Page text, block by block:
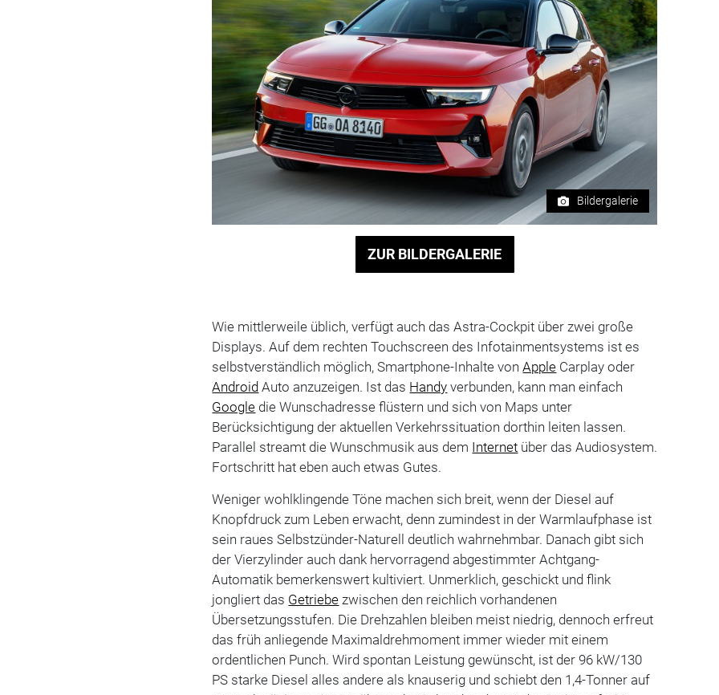
Bildergalerie
ZUR BILDERGALERIE
Wie mittlerweile üblich, verfügt auch das Astra-Cockpit über zwei große
Displays. Auf dem rechten Touchscreen des Infotainmentsystems ist es
selbstverständlich möglich, Smartphone-Inhalte vonApple Carplay oder
Android Auto anzuzeigen. Ist das Handy verbunden, kann man einfach
Google die Wunschadresse flüstern und sich von Maps unter
Berücksichtigung der aktuellen Verkehrssituation dorthin leiten lassen.
Parallel streamt die Wunschmusik aus dem Internet über das Audiosystem.
Fortschritt hat eben auch etwas Gutes.
Weniger wohlklingende Töne machen sich breit, wenn der Diesel auf
Knopfdruck zum Leben erwacht, denn zumindest in der Warmlaufphase ist
sein raues Selbstzünder-Naturell deutlich wahrnehmbar. Danach gibt sich
der Vierzylinder auch dank hervorragend abgestimmter Achtgang-
Automatik bemerkenswert kultiviert. Unmerklich, geschickt und flink
jongliert das Getriebe zwischen den reichlich vorhandenen
Übersetzungsstufen. Die Drehzahlen bleiben meist niedrig, dennoch erfreut
das früh anliegende Maximaldrehmoment immer wieder mit einem
ordentlichen Punch. Wird spontan Leistung gewünscht, ist der 96 kW/130
PS starke Diesel alles andere als knauserig und schiebt den 1,4-Tonner auf